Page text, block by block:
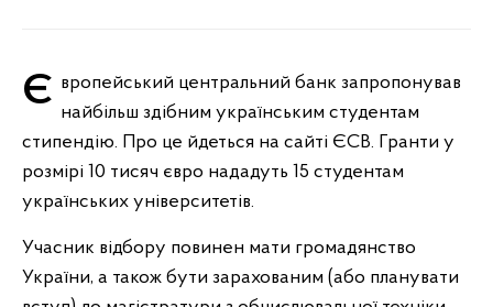
Європейський центральний банк запропонував найбільш здібним українським студентам
стипендію. Про це йдеться на сайті ЄCB. Гранти у
розмірі 10 тисяч євро нададуть 15 студентам
українських університетів.
Учасник відбору повинен мати громадянство
України, а також бути зарахованим (або планувати